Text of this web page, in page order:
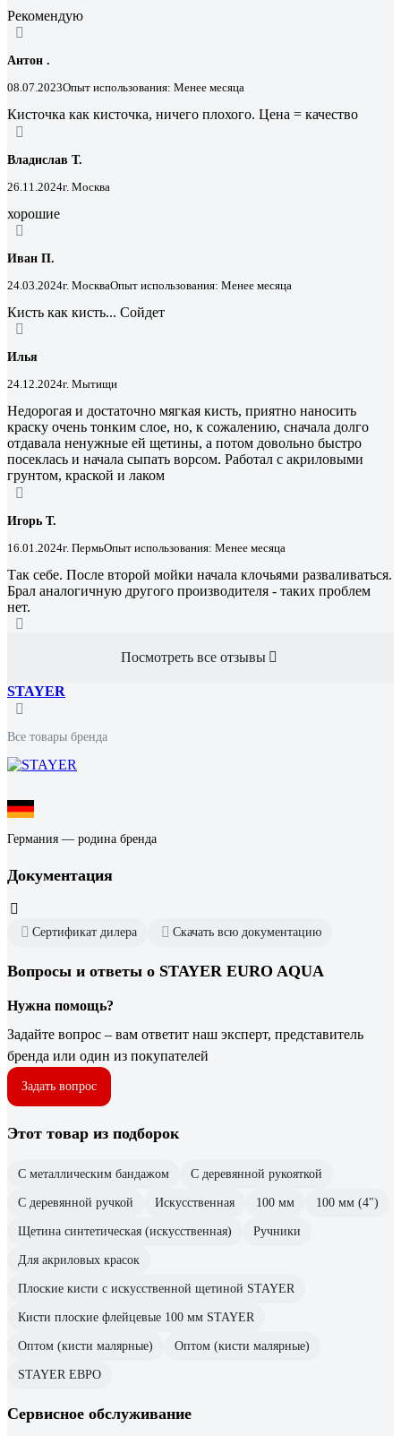
Рекомендую
Антон .
08.07.2023Опыт использования: Менее месяца
Кисточка как кисточка, ничего плохого. Цена = качество
Владислав Т.
26.11.2024г. Москва
хорошие
Иван П.
24.03.2024г. МоскваОпыт использования: Менее месяца
Кисть как кисть... Сойдет
Илья
24.12.2024г. Мытищи
Недорогая и достаточно мягкая кисть, приятно наносить
краску очень тонким слое, но, к сожалению, сначала долго
отдавала ненужные ей щетины, а потом довольно быстро
посеклась и начала сыпать ворсом. Работал с акриловыми
грунтом, краской и лаком
Игорь Т.
16.01.2024г. ПермьОпыт использования: Менее месяца
Так себе. После второй мойки начала клочьями разваливаться.
Брал аналогичную другого производителя - таких проблем
нет.
Посмотреть все отзывы
STAYER
Все товары бренда
Германия — родина бренда
Документация
Сертификат дилера Скачать всю документацию
Вопросы и ответы о STAYER EURO AQUA
Нужна помощь?
Задайте вопрос – вам ответит наш эксперт, представитель
бренда или один из покупателей
Задать вопрос
Этот товар из подборок
С металлическим бандажом С деревянной рукояткой
С деревянной ручкой Искусственная 100 мм 100 мм (4")
Щетина синтетическая (искусственная) Ручники
Для акриловых красок
Плоские кисти с искусственной щетиной STAYER
Кисти плоские флейцевые 100 мм STAYER
Оптом (кисти малярные) Оптом (кисти малярные)
STAYER ЕВРО
Сервисное обслуживание